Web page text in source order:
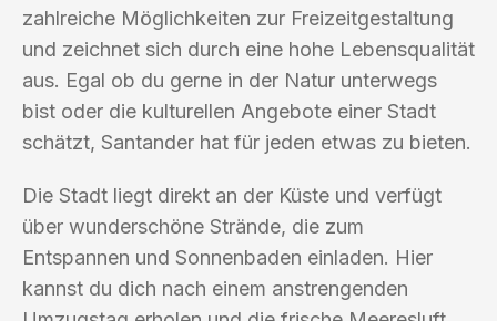
zahlreiche Möglichkeiten zur Freizeitgestaltung
und zeichnet sich durch eine hohe Lebensqualität
aus. Egal ob du gerne in der Natur unterwegs
bist oder die kulturellen Angebote einer Stadt
schätzt, Santander hat für jeden etwas zu bieten.
Die Stadt liegt direkt an der Küste und verfügt
über wunderschöne Strände, die zum
Entspannen und Sonnenbaden einladen. Hier
kannst du dich nach einem anstrengenden